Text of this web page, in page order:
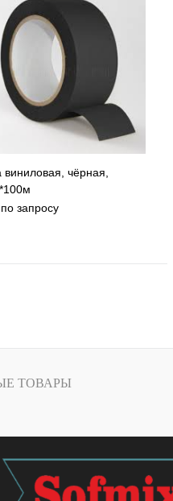
В избранное
К сравнению
Под заказ
виниловая, чёрная,
запросу
ТОВАРЫ